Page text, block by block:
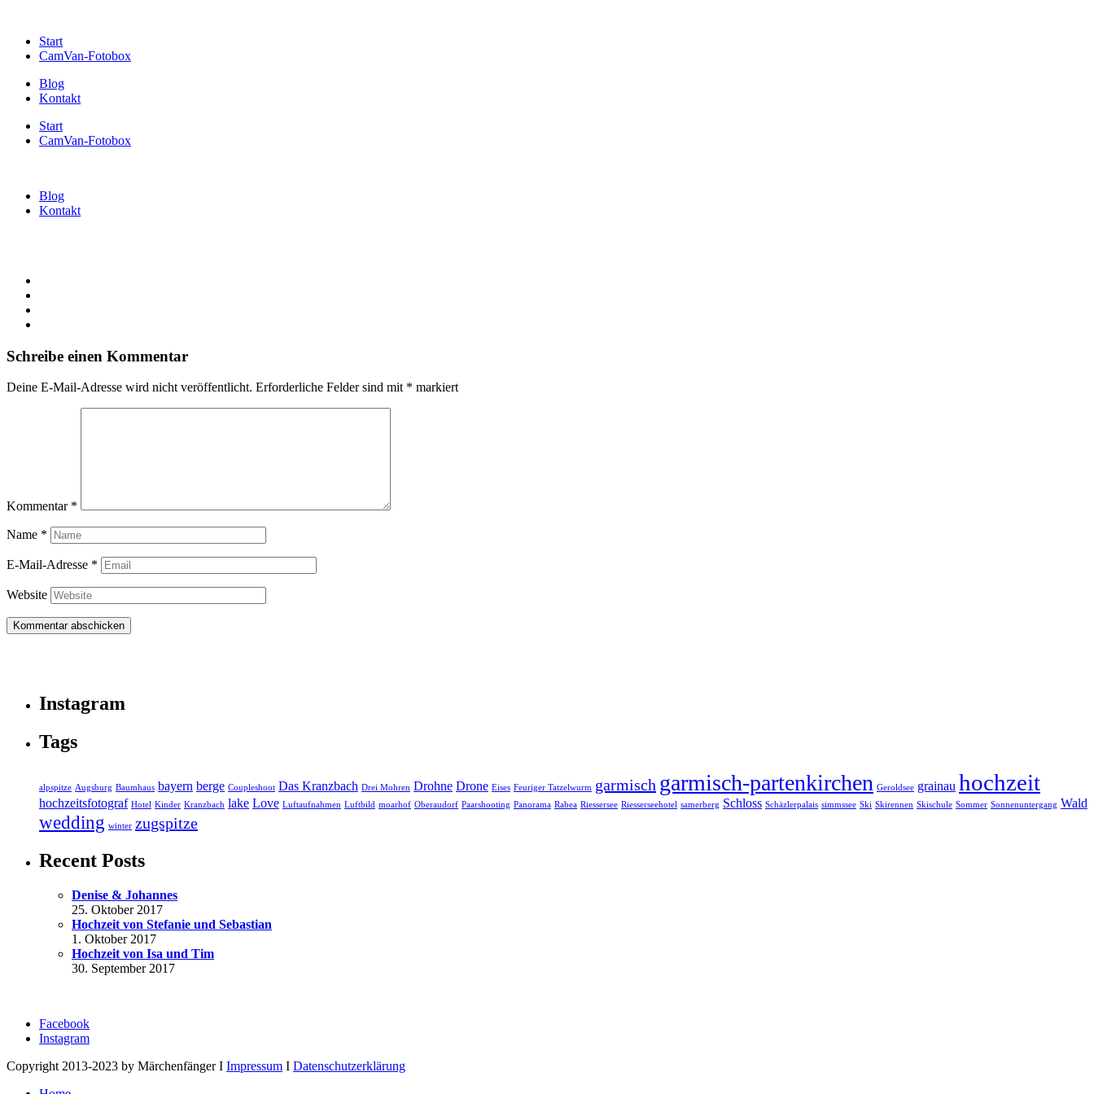
Start
CamVan-Fotobox
Blog
Kontakt
Start
CamVan-Fotobox
Blog
Kontakt
Schreibe einen Kommentar
Deine E-Mail-Adresse wird nicht veröffentlicht. Erforderliche Felder sind mit * markiert
Kommentar *
Name *
E-Mail-Adresse *
Website
Instagram
Tags
alpspitze Augsburg Baumhaus bayern berge Coupleshoot Das Kranzbach Drei Mohren Drohne Drone Eises Feuriger Tatzelwurm garmisch garmisch-partenkirchen Geroldsee grainau hochzeit
hochzeitsfotograf Hotel Kinder Kranzbach lake Love Luftaufnahmen Luftbild moarhof Oberaudorf Paarshooting Panorama Rabea Riessersee Riesserseehotel samerberg Schloss Schäzlerpalais simmssee Ski Skirennen Skischule Sommer Sonnenuntergang Wald
wedding winter zugspitze
Recent Posts
Denise & Johannes
25. Oktober 2017
Hochzeit von Stefanie und Sebastian
1. Oktober 2017
Hochzeit von Isa und Tim
30. September 2017
Facebook
Instagram
Copyright 2013-2023 by Märchenfänger I Impressum I Datenschutzerklärung